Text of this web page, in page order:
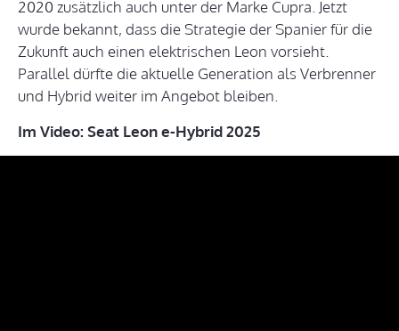
2020 zusätzlich auch unter der Marke Cupra. Jetzt
wurde bekannt, dass die Strategie der Spanier für die
Zukunft auch einen elektrischen Leon vorsieht.
Parallel dürfte die aktuelle Generation als Verbrenner
und Hybrid weiter im Angebot bleiben.
Im Video: Seat Leon e-Hybrid 2025